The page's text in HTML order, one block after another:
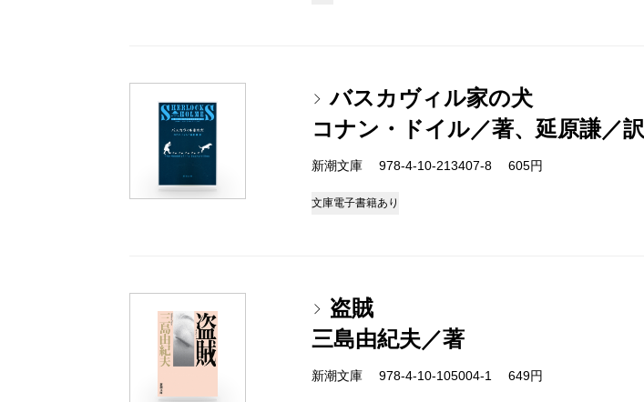
バスカヴィル家の犬
コナン・ドイル／著、延原謙／訳
新潮文庫 978-4-10-213407-8 605円
文庫電子書籍あり
盗賊
三島由紀夫／著
新潮文庫 978-4-10-105004-1 649円